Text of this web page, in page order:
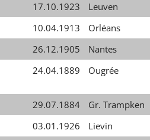
17.10.1923
Leuven
10.04.1913
Orléans
26.12.1905
Nantes
24.04.1889 Ougrée
29.07.1884
Gr. Trampken
03.01.1926
Lievin